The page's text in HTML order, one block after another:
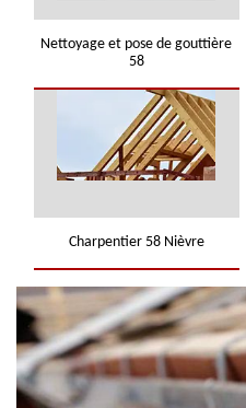
Nettoyage et pose de gouttière
58
Charpentier 58 Nièvre